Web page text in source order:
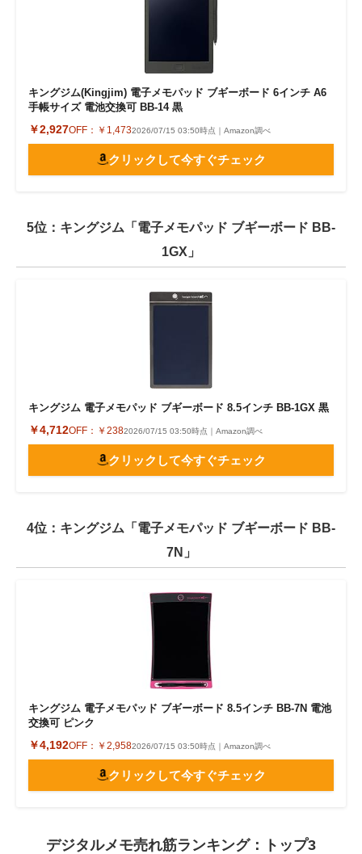
キングジム(Kingjim) 電子メモパッド ブギーボード 6インチ A6
手帳サイズ 電池交換可 BB-14 黒
￥2,927OFF： ￥1,4732026/07/15 03:50時点｜Amazon調べ
クリックして今すぐチェック
5位：キングジム「電子メモパッド ブギーボード BB-
1GX」
キングジム 電子メモパッド ブギーボード 8.5インチ BB-1GX 黒
￥4,712OFF： ￥2382026/07/15 03:50時点｜Amazon調べ
クリックして今すぐチェック
4位：キングジム「電子メモパッド ブギーボード BB-
7N」
キングジム 電子メモパッド ブギーボード 8.5インチ BB-7N 電池
交換可 ピンク
￥4,192OFF： ￥2,9582026/07/15 03:50時点｜Amazon調べ
クリックして今すぐチェック
デジタルメモ売れ筋ランキング：トップ3